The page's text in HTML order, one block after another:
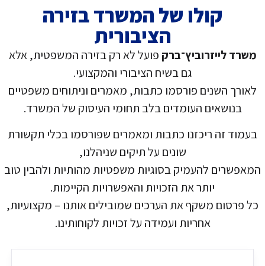
קולו של המשרד בזירה
הציבורית
משרד לייזרוביץ־ברק פועל לא רק בזירה המשפטית, אלא
גם בשיח הציבורי והמקצועי.
לאורך השנים פורסמו כתבות, מאמרים וניתוחים משפטיים
בנושאים העומדים בלב תחומי העיסוק של המשרד.
בעמוד זה ריכזנו כתבות ומאמרים שפורסמו בכלי תקשורת
שונים על תיקים שניהלנו,
המאפשרים להעמיק בסוגיות משפטיות מהותיות ולהבין טוב
יותר את הזכויות והאפשרויות הקיימות.
כל פרסום משקף את הערכים שמובילים אותנו – מקצועיות,
אחריות ועמידה על זכויות לקוחותינו.